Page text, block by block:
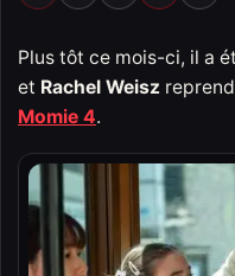
Plus tôt ce mois-ci, il a
et Rachel Weisz
Momie 4.